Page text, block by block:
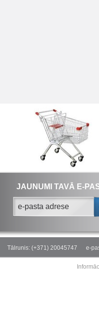
JAUNUMI TAVĀ E-
Tālrunis: (+371) 20045747 e-